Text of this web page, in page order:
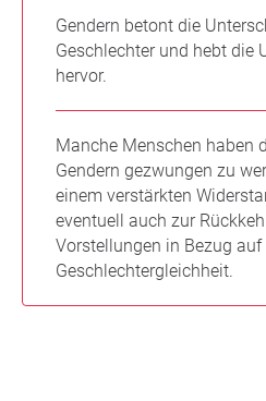
Gendern betont die
Geschlechter und hebt die
hervor.
Manche Menschen haben
Gendern gezwungen zu
einem verstärkten
eventuell auch zur
Vorstellungen in Bezug auf
Geschlechtergleichheit.